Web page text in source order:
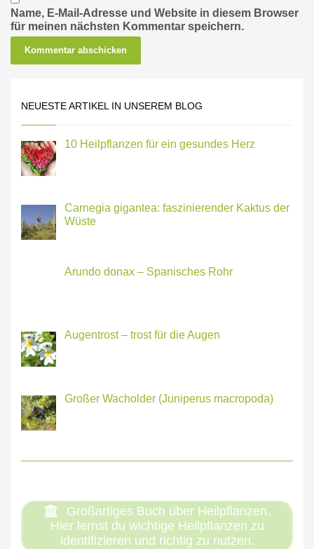
Name, E-Mail-Adresse und Website in diesem Browser
für meinen nächsten Kommentar speichern.
NEUESTE ARTIKEL IN UNSEREM BLOG
10 Heilpflanzen für ein gesundes Herz
Carnegia gigantea: faszinierender Kaktus der
Wüste
Arundo donax – Spanisches Rohr
Augentrost – trost für die Augen
Großer Wacholder (Juniperus macropoda)
Großartiges Buch über Heilpflanzen.
Hier lernst du wichtige Heilpflanzen zu
identifizieren und richtig zu nutzen.